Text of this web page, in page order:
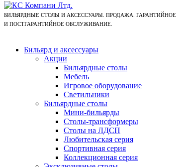
БИЛЬЯРДНЫЕ СТОЛЫ И АКСЕССУАРЫ. ПРОДАЖА. ГАРАНТИЙНОЕ
И ПОСТГАРАНТИЙНОЕ ОБСЛУЖИВАНИЕ.
Бильярд и аксессуары
Акции
Бильярдные столы
Мебель
Игровое оборудование
Светильники
Бильярдные столы
Мини-бильярды
Столы-трансформеры
Столы на ЛДСП
Любительская серия
Спортивная серия
Коллекционная серия